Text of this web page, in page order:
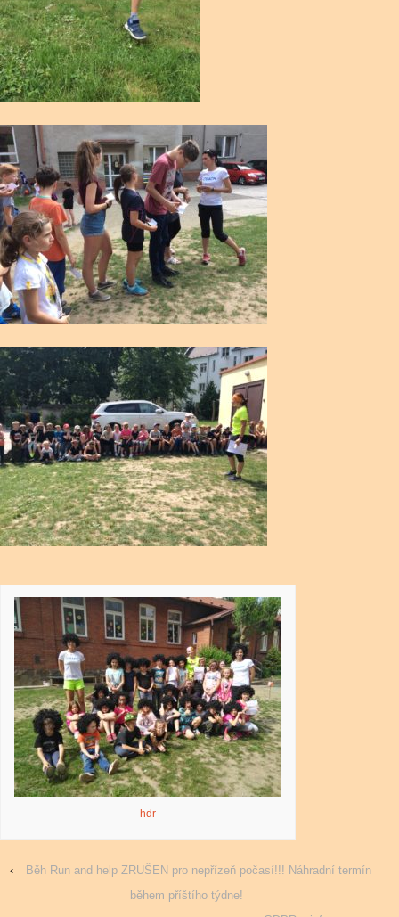
hdr
‹
Běh Run and help ZRUŠEN pro nepřízeň počasí!!! Náhradní termín
během příštího týdne!